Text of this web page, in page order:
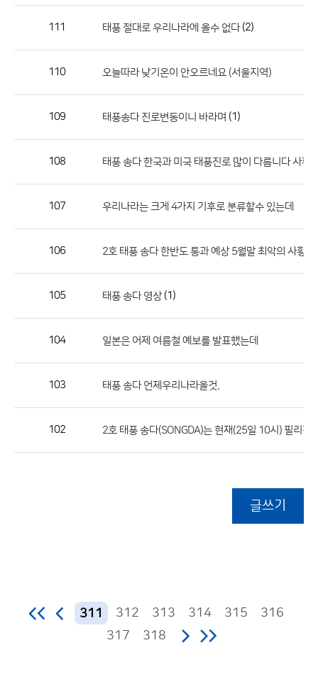
호,
록
공
111 태풍 절대로 우리나라에 올수 없다(2)
110 오늘따라 낮기온이 안오르네요 (서울지역)
109 태풍송다 진로변동이니 바라며 (1)
108 태풍 송다 한국과 미국 태풍진로 많이 다름니다 사황
107 우리나라는 크게 4가지 기후로 분류할수 있는데
106 2호 태풍 송다 한반도 통과 예상 5월말 최악의 사황
105 태풍 송다 영상(1)
104 일본은 어제 여름철 예보를 발표했는데
103 태풍 송다 언제우리나라올것.
102
글쓰기
311 312 313 314 315
316
317
318